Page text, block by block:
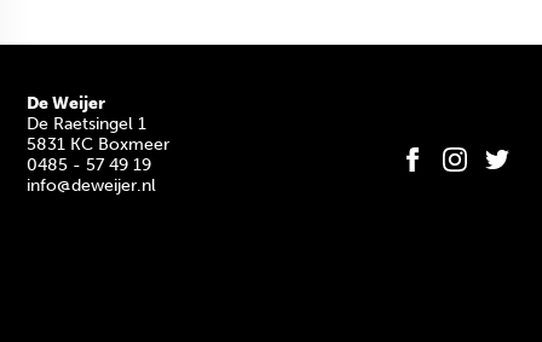
De Weijer
De Raetsingel 1
5831 KC Boxmeer
0485 - 57 49 19
info@deweijer.nl